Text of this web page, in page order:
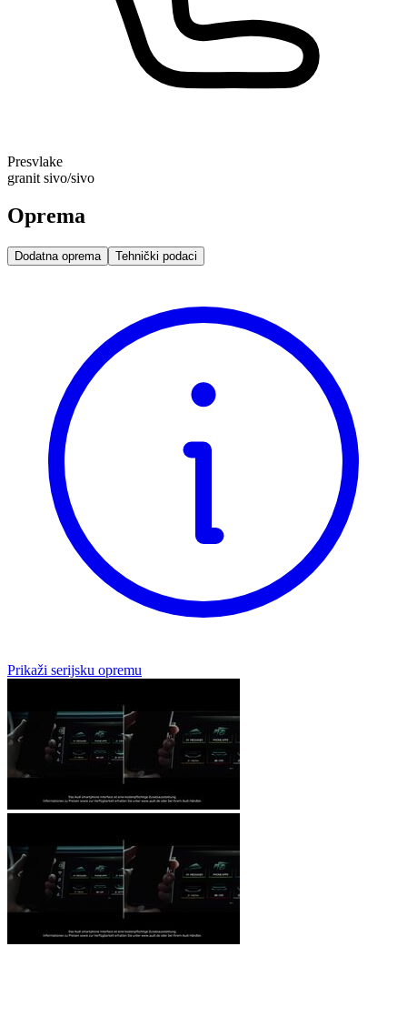
Presvlake
granit sivo/sivo
Oprema
Dodatna oprema Tehnički podaci
Prikaži serijsku opremu